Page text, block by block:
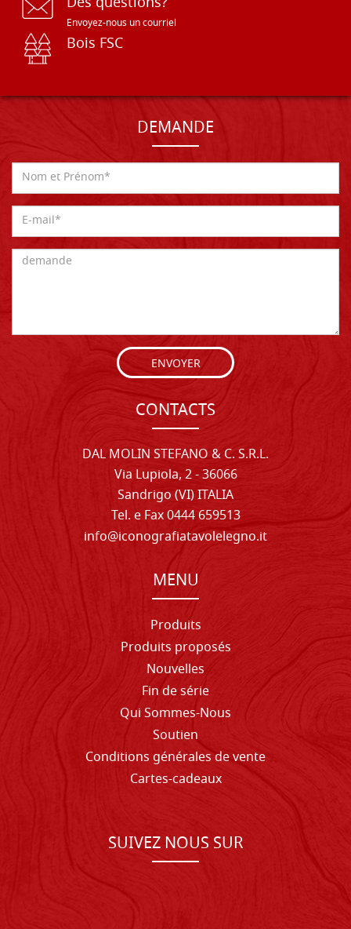
Envoyez-nous un courriel
Bois FSC
DEMANDE
ENVOYER
CONTACTS
DAL MOLIN STEFANO & C. S.R.L.
Via Lupiola, 2 - 36066
Sandrigo (VI) ITALIA
Tel. e Fax 0444 659513
info@iconografiatavolelegno.it
MENU
Produits
Produits proposés
Nouvelles
Fin de série
Qui Sommes-Nous
Soutien
Conditions générales de vente
Cartes-cadeaux
SUIVEZ NOUS SUR